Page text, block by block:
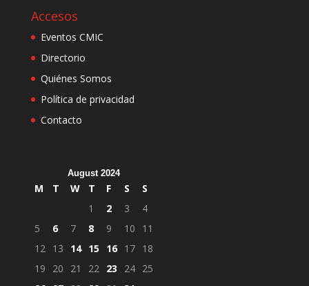
Accesos
Eventos CMIC
Directorio
Quiénes Somos
Política de privacidad
Contacto
August 2024
M T W T F S
S
1
2 3
4
5
6 7 8 9 10
11
12 13 14 15 16 17 18
19
20 21 22 23 24 25